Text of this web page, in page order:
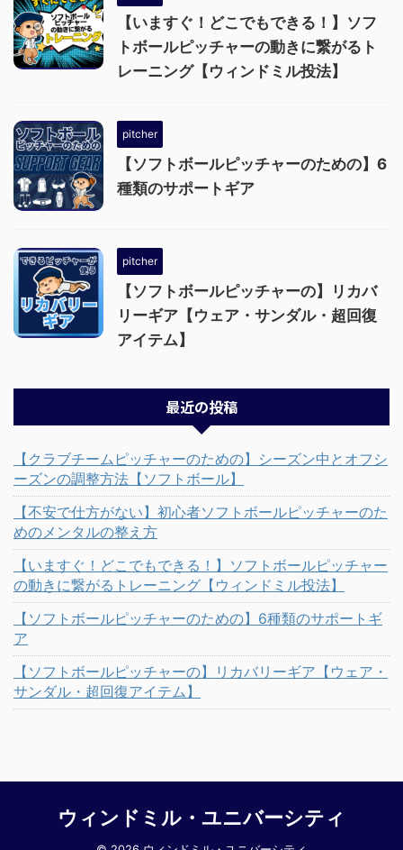
【いますぐ！どこでもできる！】ソフ
トボールピッチャーの動きに繋がるト
レーニング【ウィンドミル投法】
pitcher
【ソフトボールピッチャーのための】6
種類のサポートギア
pitcher
【ソフトボールピッチャーの】リカバ
リーギア【ウェア・サンダル・超回復
アイテム】
最近の投稿
【クラブチームピッチャーのための】シーズン中とオフシ
ーズンの調整方法【ソフトボール】
【不安で仕方がない】初心者ソフトボールピッチャーのた
めのメンタルの整え方
【いますぐ！どこでもできる！】ソフトボールピッチャー
の動きに繋がるトレーニング【ウィンドミル投法】
【ソフトボールピッチャーのための】6種類のサポートギ
ア
【ソフトボールピッチャーの】リカバリーギア【ウェア・
サンダル・超回復アイテム】
ウィンドミル・ユニバーシティ